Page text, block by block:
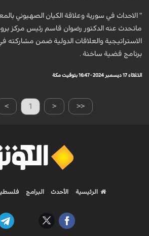
" الاحداث في سورية وعلاقة الكيان الصهيوني
ماتحدث عنه الدكتور رضوان قاسم رئيس مركز
الاستراتيجية والعلاقات الدولية ضمن
برنامج قضية ساخنة .
الثلاثاء 17 ديسمبر 2024 - 16:47 بتوقيت مكة
> 1 < <<
الرئيسية الأحدث البرامج